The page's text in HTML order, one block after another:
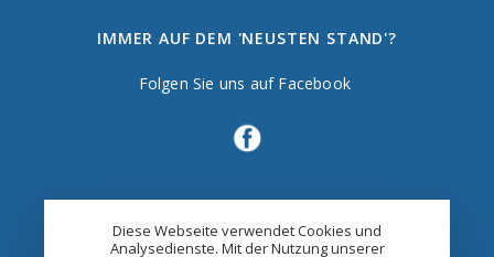
IMMER AUF DEM 'NEUSTEN STAND'?
Folgen Sie uns auf Facebook
Diese Webseite verwendet Cookies und
Analysedienste. Mit der Nutzung unserer